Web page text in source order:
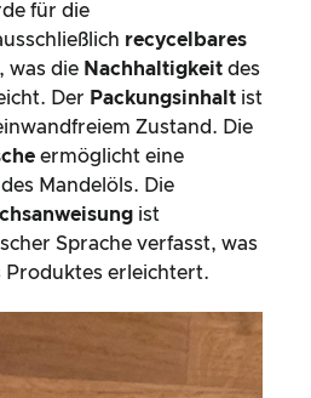
für die
recycelbares
was die Nachhaltigkeit des
Der Packungsinhalt ist
Zustand. Die
ermöglicht eine
Mandelöls. Die
ist
Sprache verfasst, was
Produktes erleichtert.